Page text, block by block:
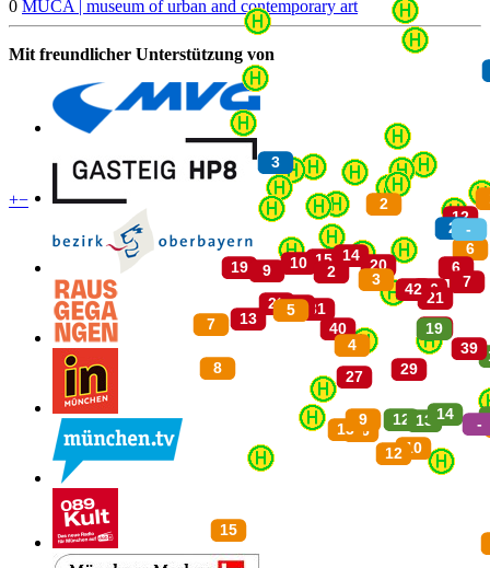
+−
0 MUCA | museum of urban and contemporary art
Mit freundlicher Unterstützung von